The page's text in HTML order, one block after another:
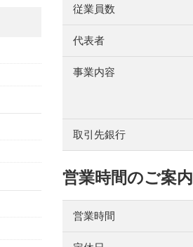
従業員数
代表者
事業内容
取引先銀行
営業時間のご案内
営業時間